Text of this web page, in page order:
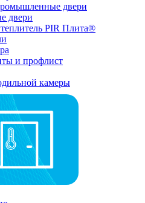
двери
двери
PIR Плита®
и профлист
камеры